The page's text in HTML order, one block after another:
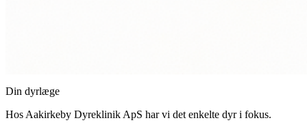
Din dyrlæge
Hos Aakirkeby Dyreklinik ApS har vi det enkelte dyr i fokus.